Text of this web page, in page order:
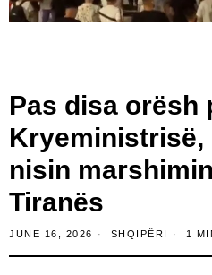
Pas disa orësh
Kryeministrisë,
nisin
Tiranës
JUNE 16, 2026 SHQIPËRI 1